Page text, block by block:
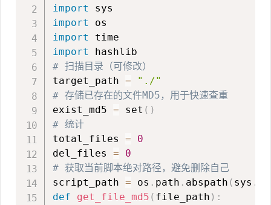
import
import
import
import
# 扫描目录（可修改）
target_path =
"./"
# 存储已存在的文件MD5，用于快速查重
exist_md5 = set ( )
# 统计
total_files =
0
del_files =
0
# 获取当前脚本绝对路径，避免删除自己
script_path = os . path . abspath ( sys .
def
get_file_md5 ( file_path ) :